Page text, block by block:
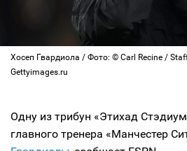
Хосеп Гвардиола / Фото: © Carl Recine /
Gettyimages.ru
Одну из трибун «Этихад
главного тренера «Манчестер